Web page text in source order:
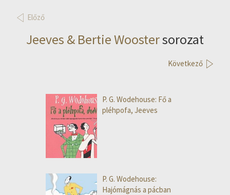
Előző
Jeeves & Bertie Woostersorozat
Következő
P. G. Wodehouse: Fő a
pléhpofa, Jeeves
P. G. Wodehouse:
Hajómágnás a pácban